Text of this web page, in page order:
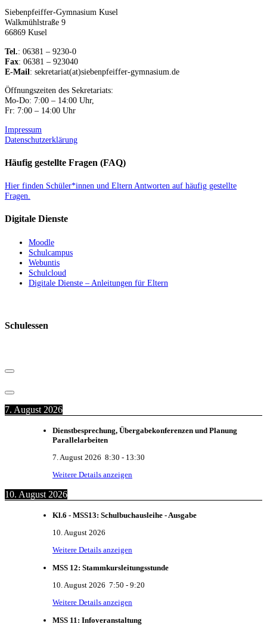
Siebenpfeiffer-Gymnasium Kusel
Walkmühlstraße 9
66869 Kusel
Tel.: 06381 – 9230-0
Fax: 06381 – 923040
E-Mail: sekretariat(at)siebenpfeiffer-gymnasium.de
Öffnungszeiten des Sekretariats:
Mo-Do: 7:00 – 14:00 Uhr,
Fr: 7:00 – 14:00 Uhr
Impressum
Datenschutzerklärung
Häufig gestellte Fragen (FAQ)
Hier finden Schüler*innen und Eltern Antworten auf häufig gestellte
Fragen.
Digitale Dienste
Moodle
Schulcampus
Webuntis
Schulcloud
Digitale Dienste – Anleitungen für Eltern
Schulessen
7. August 2026
Dienstbesprechung, Übergabekonferenzen und Planung
Parallelarbeiten
7. August 2026 8:30 - 13:30
Weitere Details anzeigen
10. August 2026
Kl.6 - MSS13: Schulbuchausleihe - Ausgabe
10. August 2026
Weitere Details anzeigen
MSS 12: Stammkursleitungsstunde
10. August 2026 7:50 - 9:20
Weitere Details anzeigen
MSS 11: Infoveranstaltung